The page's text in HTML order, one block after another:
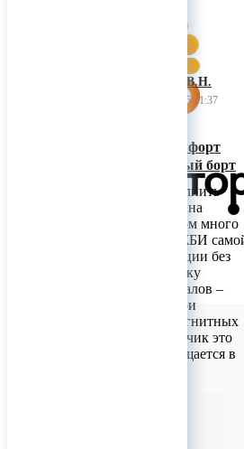
ИП Багнюк В.Н.
11 февраля 2025 11:37
Формованию комфорт
придает магнитный борт
Оперативно выполнить
монтаж опалубки, на
затрачивая при этом много
сил, сформовать ЖБИ
разной конфигурации без
расходов на покупку
расходных материалов –
такое возможно при
использовании магнитных
бортов. Если заказчик это
понимает, то обращается в